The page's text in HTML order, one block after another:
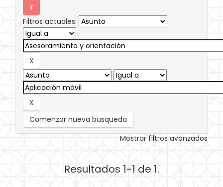
Filtros actuales:
Comenzar nueva busqueda
Mostrar filtros avanzados
Resultados 1-1 de 1.